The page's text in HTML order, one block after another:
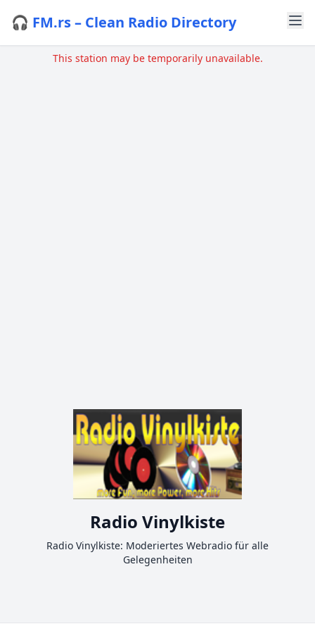
🎧 FM.rs – Clean Radio Directory
This station may be temporarily unavailable.
Radio Vinylkiste
Radio Vinylkiste: Moderiertes Webradio für alle
Gelegenheiten